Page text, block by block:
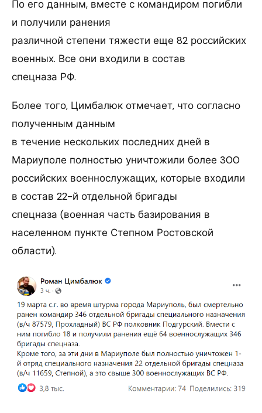
По его данным, вместе с командиром погибли
и получили ранения
различной степени тяжести еще 82 российских
военных. Все они входили в состав
спецназа РФ.
Более того, Цимбалюк отмечает, что согласно
полученным данным
в течение нескольких последних дней в
Мариуполе полностью уничтожили более 300
российских военнослужащих, которые входили
в состав 22-й отдельной бригады
спецназа (военная часть базирования в
населенном пункте Степном Ростовской
области).